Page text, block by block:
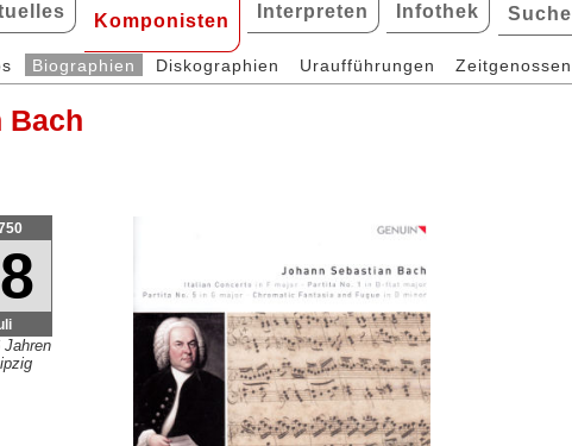
Komponisten Interpreten Infothek Suche
Biographien Diskographien Uraufführungen Zeitgenossen
Bach
Jahren